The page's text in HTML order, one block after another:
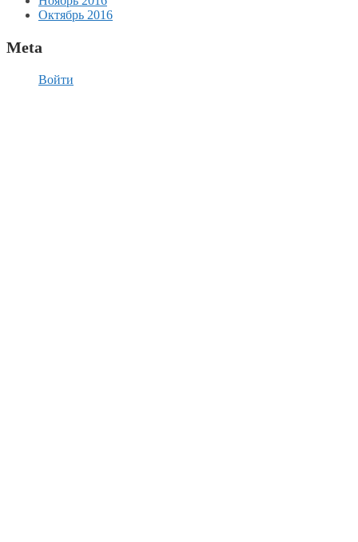
Октябрь 2016
Meta
Войти